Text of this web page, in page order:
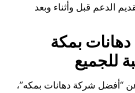
الدعم قبل وأثناء وبعد
بمكة
للجميع
“أفضل شركة دهانات بمكه”،